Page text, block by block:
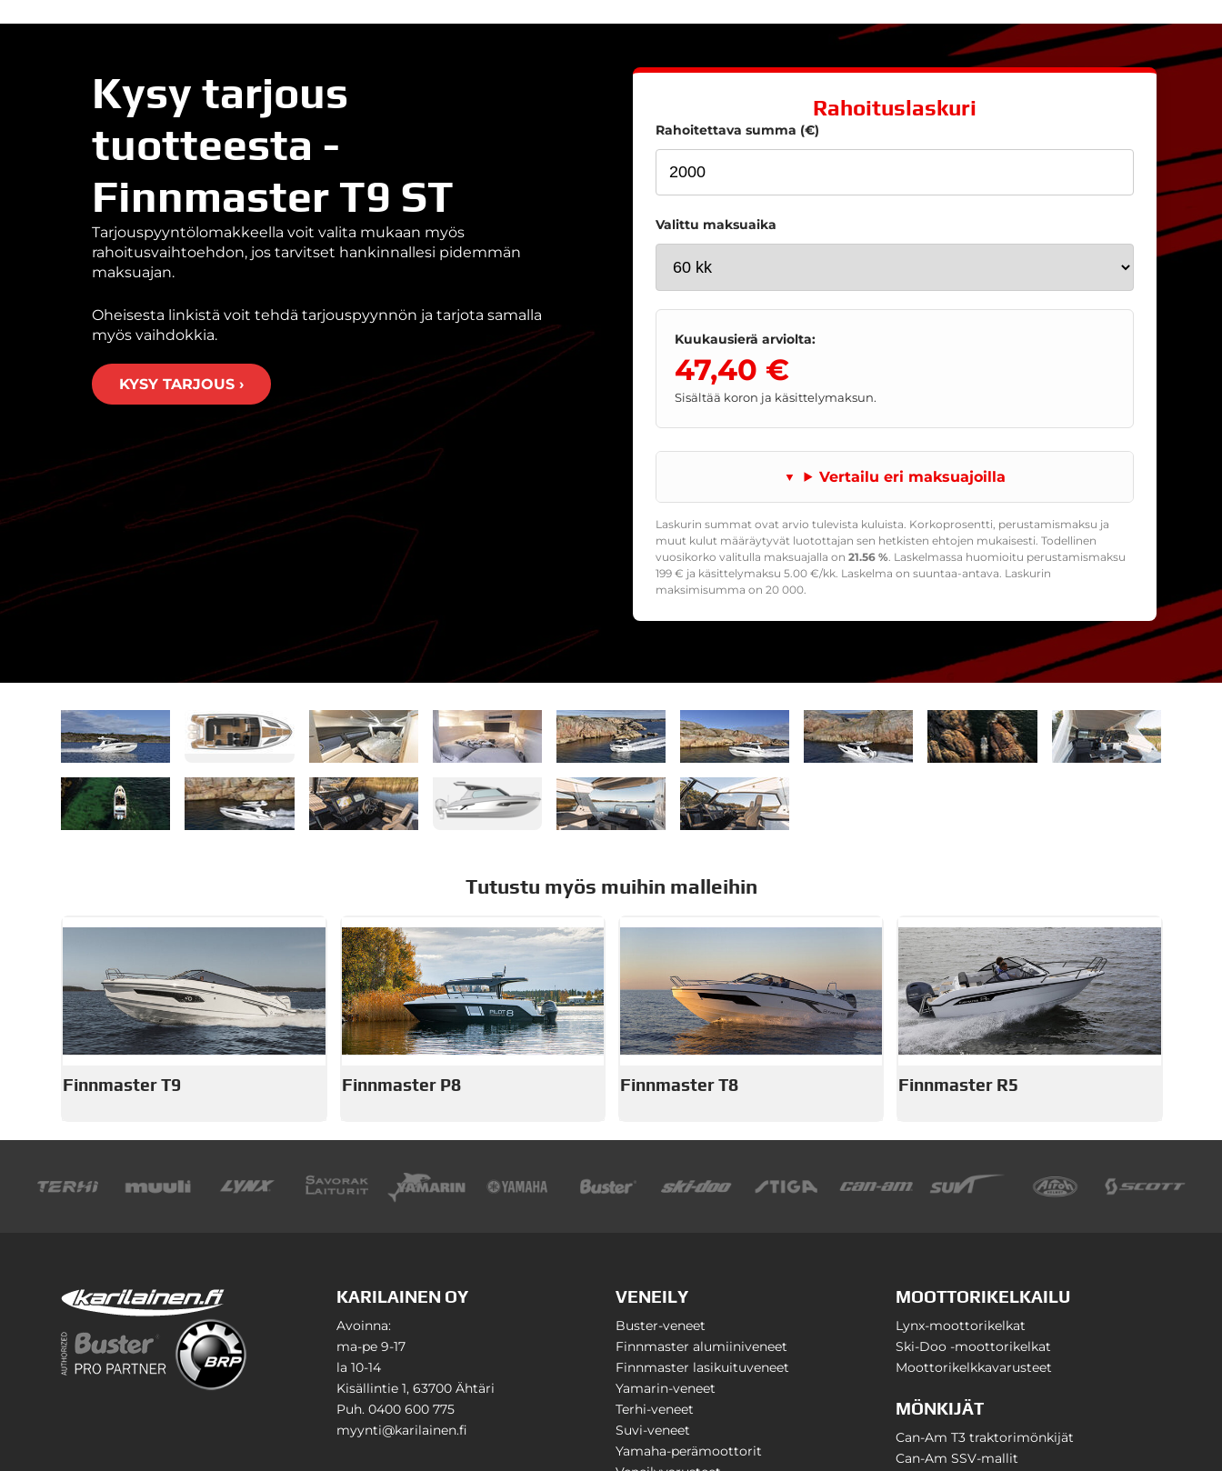
Kysy tarjous
tuotteesta -
Finnmaster T9 ST
Tarjouspyyntölomakkeella voit valita mukaan myös
rahoitusvaihtoehdon, jos tarvitset hankinnallesi pidemmän
maksuajan.
Oheisesta linkistä voit tehdä tarjouspyynnön ja tarjota samalla
myös vaihdokkia.
KYSY TARJOUS ›
Rahoituslaskuri
Rahoitettava summa (€)
Valittu maksuaika
Kuukausierä arviolta:
47,40 €
Sisältää koron ja käsittelymaksun.
Vertailu eri maksuajoilla
Laskurin summat ovat arvio tulevista kuluista. Korkoprosentti, perustamismaksu ja
muut kulut määräytyvät luotottajan sen hetkisten ehtojen mukaisesti. Todellinen
vuosikorko valitulla maksuajalla on 21.56 %. Laskelmassa huomioitu perustamismaksu
199 € ja käsittelymaksu 5.00 €/kk. Laskelma on suuntaa-antava. Laskurin
maksimisumma on 20 000.
Tutustu myös muihin malleihin
Finnmaster T9 Finnmaster P8 Finnmaster T8 Finnmaster R5
KARILAINEN OY
Avoinna:
ma-pe 9-17
la 10-14
Kisällintie 1, 63700 Ähtäri
Puh. 0400 600 775
myynti@karilainen.fi
VENEILY
Buster-veneet
Finnmaster alumiiniveneet
Finnmaster lasikuituveneet
Yamarin-veneet
Terhi-veneet
Suvi-veneet
Yamaha-perämoottorit
MOOTTORIKELKAILU
Lynx-moottorikelkat
Ski-Doo -moottorikelkat
Moottorikelkkavarusteet
MÖNKIJÄT
Can-Am T3 traktorimönkijät
Can-Am SSV-mallit